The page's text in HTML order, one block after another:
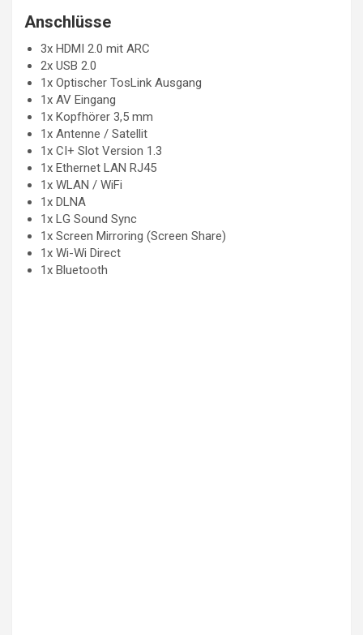
Anschlüsse
3x HDMI 2.0 mit ARC
2x USB 2.0
1x Optischer TosLink Ausgang
1x AV Eingang
1x Kopfhörer 3,5 mm
1x Antenne / Satellit
1x CI+ Slot Version 1.3
1x Ethernet LAN RJ45
1x WLAN / WiFi
1x DLNA
1x LG Sound Sync
1x Screen Mirroring (Screen Share)
1x Wi-Wi Direct
1x Bluetooth